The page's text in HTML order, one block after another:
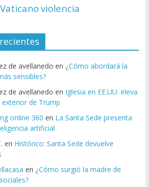
Vaticano violencia
de avellanedo en ¿Cómo abordará la
sensibles?
de avellanedo en Iglesia en EE.UU. eleva
de Trump
online 360 en La Santa Sede presenta
artificial
en Histórico: Santa Sede devuelve
en ¿Cómo surgió la madre de